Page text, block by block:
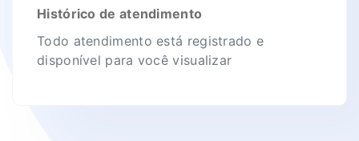
Histórico de atendimento
Todo atendimento está registrado e
disponível para você visualizar